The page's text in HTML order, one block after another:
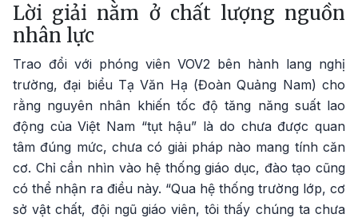
Lời giải nằm ở chất lượng nguồn
nhân lực
Trao đổi với phóng viên VOV2 bên hành lang nghị
trường, đại biểu Tạ Văn Hạ (Đoàn Quảng Nam) cho
rằng nguyên nhân khiến tốc độ tăng năng suất lao
động của Việt Nam “tụt hậu” là do chưa được quan
tâm đúng mức, chưa có giải pháp nào mang tính căn
cơ. Chỉ cần nhìn vào hệ thống giáo dục, đào tạo cũng
có thể nhận ra điều này. “Qua hệ thống trường lớp, cơ
sở vật chất, đội ngũ giáo viên, tôi thấy chúng ta chưa